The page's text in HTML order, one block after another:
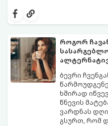
უბრალოდ
გამოწვევად
დალევა ან
აქციოთ.
როგორ
ბევრი
ხშირად
წნევის
ვარდნას
გსურთ, რომ